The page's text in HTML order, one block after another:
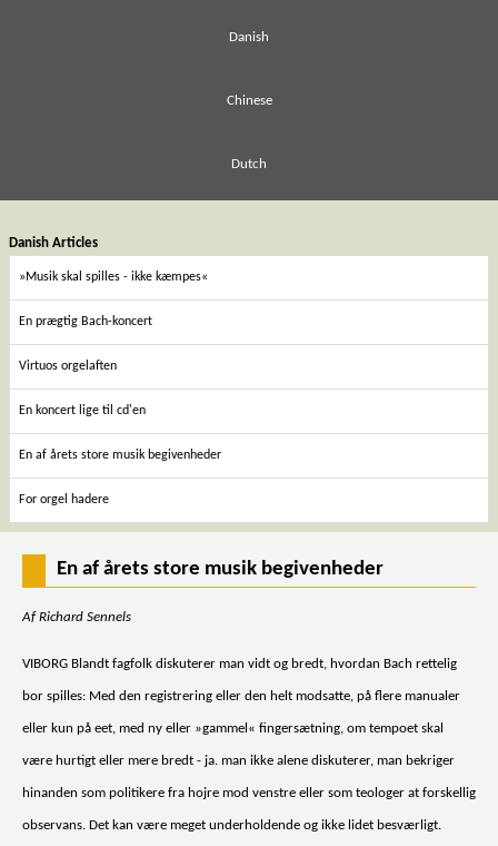
Danish
Chinese
Dutch
Danish Articles
»Musik skal spilles - ikke kæmpes«
En prægtig Bach-koncert
Virtuos orgelaften
En koncert lige til cd'en
En af årets store musik begivenheder
For orgel hadere
En af årets store musik begivenheder
Af Richard Sennels
VIBORG Blandt fagfolk diskuterer man vidt og bredt, hvordan Bach rettelig
bor spilles: Med den registrering eller den helt modsatte, på flere manualer
eller kun på eet, med ny eller »gammel« fingersætning, om tempoet skal
være hurtigt eller mere bredt - ja. man ikke alene diskuterer, man bekriger
hinanden som politikere fra hojre mod venstre eller som teologer at forskellig
observans. Det kan være meget underholdende og ikke lidet besværligt.